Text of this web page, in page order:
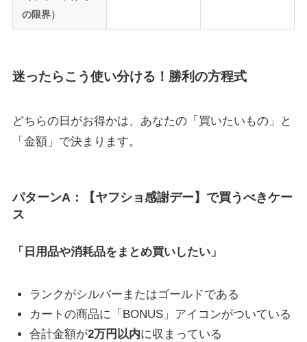
の限界）
迷ったらこう使い分ける！勝利の方程式
どちらの日がお得かは、あなたの「買いたいもの」と
「金額」で決まります。
パターンA：【ヤフショ感謝デー】で買うべきケー
ス
「日用品や消耗品をまとめ買いしたい」
ランクがシルバーまたはゴールドである
カートの商品に「BONUS」アイコンがついている
合計金額が2万円以内に収まっている